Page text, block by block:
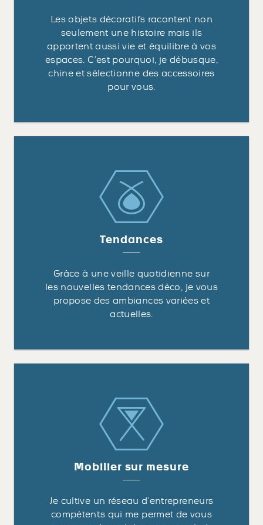
Les objets décoratifs racontent non
seulement une histoire mais ils
apportent aussi vie et équilibre à vos
espaces. C’est pourquoi, je débusque,
chine et sélectionne des accessoires
pour vous.
Tendances
Grâce à une veille quotidienne sur
les nouvelles tendances déco, je vous
propose des ambiances variées et
actuelles.
Mobilier sur mesure
Je cultive un réseau d’entrepreneurs
compétents qui me permet de vous